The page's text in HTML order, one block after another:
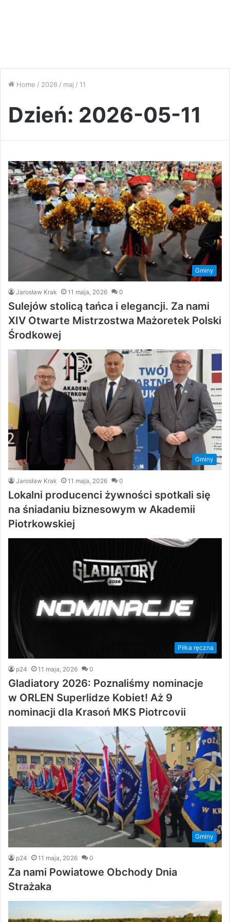
Home / 2026 / maj / 11
Dzień: 2026-05-11
Gminy
Jarosław Krak 11 maja, 2026 0
Sulejów stolicą tańca i elegancji. Za nami
XIV Otwarte Mistrzostwa Mażoretek Polski
Środkowej
Gminy
Jarosław Krak 11 maja, 2026 0
Lokalni producenci żywności spotkali się
na śniadaniu biznesowym w Akademii
Piotrkowskiej
Piłka ręczna
p24 11 maja, 2026 0
Gladiatory 2026: Poznaliśmy nominacje
w ORLEN Superlidze Kobiet! Aż 9
nominacji dla Krasoń MKS Piotrcovii
Gminy
p24 11 maja, 2026 0
Za nami Powiatowe Obchody Dnia
Strażaka